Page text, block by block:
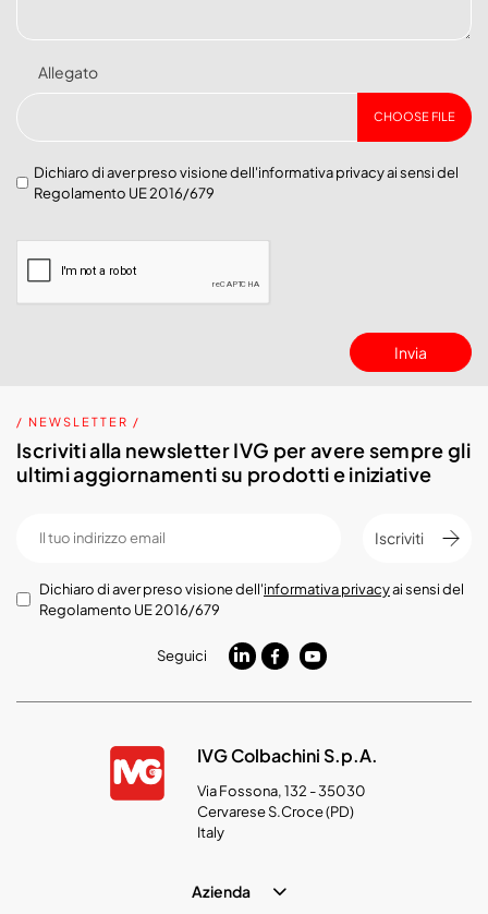
Allegato
CHOOSE FILE
Dichiaro di aver preso visione dell'informativa privacyai sensi del
Regolamento UE 2016/679
Invia
/ NEWSLETTER /
Iscriviti alla newsletter IVG per avere sempre gli
ultimi aggiornamenti su prodotti e iniziative
Iscriviti
Dichiaro di aver preso visione dell'informativa privacyai sensi del
Regolamento UE 2016/679
Seguici
IVG Colbachini S.p.A.
Via Fossona, 132 - 35030
Cervarese S.Croce (PD)
Italy
Azienda